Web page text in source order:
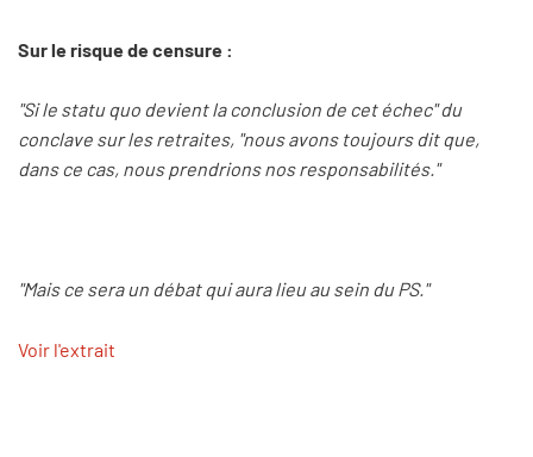
Sur le risque de censure :
"Si le statu quo devient la conclusion de cet échec" du
conclave sur les retraites, "nous avons toujours dit que,
dans ce cas, nous prendrions nos responsabilités."
"Mais ce sera un débat qui aura lieu au sein du PS."
Voir l'extrait